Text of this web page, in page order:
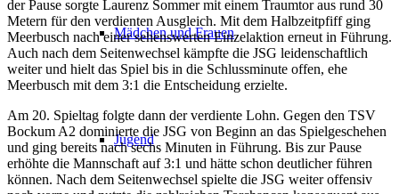
Mädchen und Frauen
Jugend
der Pause sorgte Laurenz Sommer mit einem Traumtor aus rund 30
Metern für den verdienten Ausgleich. Mit dem Halbzeitpfiff ging
Meerbusch nach einer sehenswerten Einzelaktion erneut in Führung.
Auch nach dem Seitenwechsel kämpfte die JSG leidenschaftlich
weiter und hielt das Spiel bis in die Schlussminute offen, ehe
Meerbusch mit dem 3:1 die Entscheidung erzielte.
Am 20. Spieltag folgte dann der verdiente Lohn. Gegen den TSV
Bockum A2 dominierte die JSG von Beginn an das Spielgeschehen
und ging bereits nach sechs Minuten in Führung. Bis zur Pause
erhöhte die Mannschaft auf 3:1 und hätte schon deutlicher führen
können. Nach dem Seitenwechsel spielte die JSG weiter offensiv